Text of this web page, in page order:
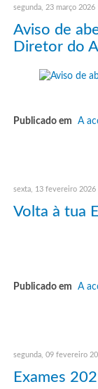
segunda, 23 março 2026
Aviso de
Diretor do
Publicado em A
sexta, 13 fevereiro 2026
Volta à tua
Publicado em A
segunda, 09 fevereiro
Exames